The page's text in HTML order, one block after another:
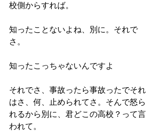
校側からすれば。
知ったことないよね、別に。それで
さ。
知ったこっちゃないんですよ
それでさ、事故ったら事故ったでそれ
はさ、何、止められてさ。そんで怒ら
れるから別に、君どこの高校？って言
われて。